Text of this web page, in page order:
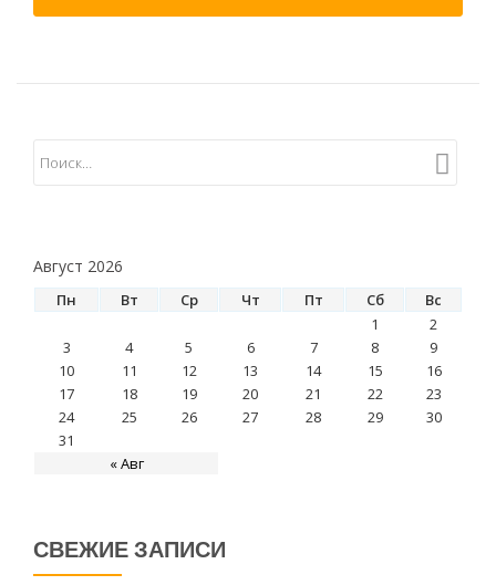
Август 2026
Пн Вт Ср Чт Пт Сб Вс
« Авг
1
2
3
4 5 6 7 8
9
10
11 12 13 14 15
16
17
18 19 20 21 22
23
24
25 26 27 28 29
30
31
СВЕЖИЕ ЗАПИСИ